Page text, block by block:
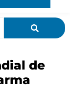
de